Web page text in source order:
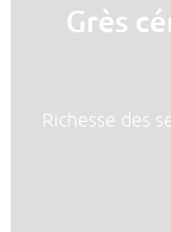
Grès
Richesse des